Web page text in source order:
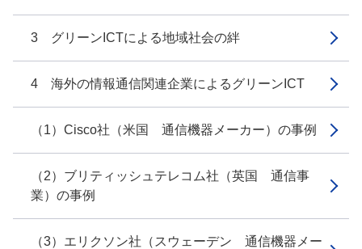
3 グリーンICTによる地域社会の絆
4 海外の情報通信関連企業によるグリーンICT
（1）Cisco社（米国 通信機器メーカー）の事例
（2）ブリティッシュテレコム社（英国 通信事
業）の事例
（3）エリクソン社（スウェーデン 通信機器メー